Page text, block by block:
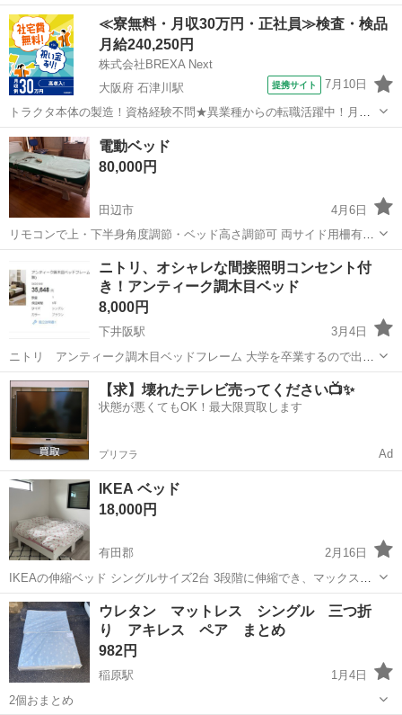
（https://www.dropbox.com/scl/fo/m8t5pzpq1h1arbr3xqvbz/AFdb3n4kk
br-bIpHuY_moGw?...
和歌山 岩出市 岩出駅 ベッド LEG
≪寮無料・月収30万円・正社員≫検査・検品
月給240,250円
株式会社BREXA Next
大阪府 石津川駅
提携サイト 7月10日
トラクタ本体の製造！資格経験不問★異業種からの転職活躍中！月収
例29万円以上！生活支援物資事前対応可◎即日入寮OK！寮費はずっと
無料＆備品付き1R寮完備！赴任旅費会社負担！工場まで無料送迎あり
◎《大阪府堺市》 人気の工場の...
大阪 堺市 石津川駅
電動ベッド
80,000円
田辺市
4月6日
リモコンで上・下半身角度調節・ベッド高さ調節可 両サイド用柵有り
マット・マットカバー付き
ベッド
ニトリ、オシャレな間接照明コンセント付
き！アンティーク調木目ベッド
8,000円
下井阪駅
3月4日
ニトリ アンティーク調木目ベッドフレーム 大学を卒業するので出品
します。 清潔に使っていたので問題なく使用できます。 高さ約80cm
幅約100cm 奥行き約210cm
和歌山 紀の川市 下井阪駅 ベッド アンティーク
【求】壊れたテレビ売ってください📺✨
状態が悪くてもOK！最大限買取します
プリフラ Ad
IKEA ベッド
18,000円
有田郡
2月16日
IKEAの伸縮ベッド シングルサイズ2台 3段階に伸縮でき、マックス伸
ばせば 190cm程 小さなお子様から大きくなっても使えます シング、
マットレスは付きません フレームのみ ２台とも引き取ってくれる方
一年程使用しまし...
和歌山 有田郡 ベッド IKEA
ウレタン マットレス シングル 三つ折
り アキレス ペア まとめ
982円
稲原駅
1月4日
2個おまとめ